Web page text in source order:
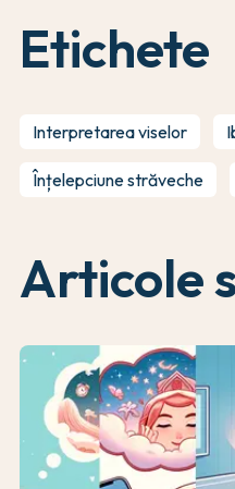
Etichete
Interpretarea viselor
Înțelepciune străveche
Articole